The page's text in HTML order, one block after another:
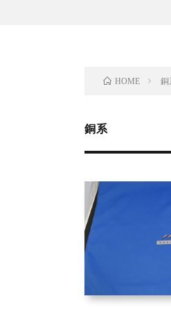
HOME 銅
銅系